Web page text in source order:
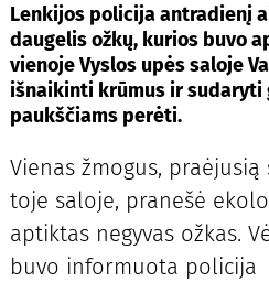
Lenkijos policija antradienį
daugelis ožkų, kurios buvo
vienoje Vyslos upės saloje
išnaikinti krūmus ir sudaryti
paukščiams perėti.
Vienas žmogus,
toje saloje, pranešė
aptiktas negyvas ožkas.
buvo informuota policija